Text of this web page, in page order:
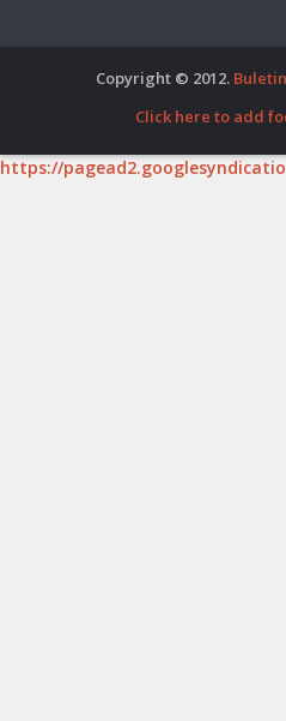
Copyright © 2012.
Click here to add
https://